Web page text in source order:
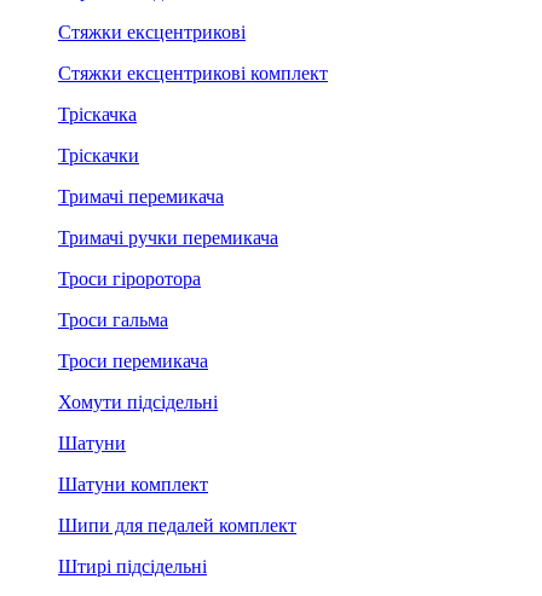
Стяжки ексцентрикові
Стяжки ексцентрикові комплект
Тріскачка
Тріскачки
Тримачі перемикача
Тримачі ручки перемикача
Троси гіроротора
Троси гальма
Троси перемикача
Хомути підсідельні
Шатуни
Шатуни комплект
Шипи для педалей комплект
Штирі підсідельні